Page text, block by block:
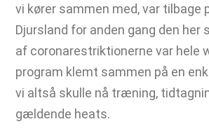
vi kører sammen med, var tilbage
Djursland for anden gang den her
af coronarestriktionerne var hele
program klemt sammen på en
vi altså skulle nå træning,
gældende heats.